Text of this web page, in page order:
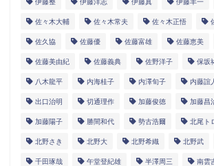
佐々木大輔 佐々木常夫 佐々木正悟
佐久協 佐藤優 佐藤富雄 佐藤恵美
佐藤美由紀 佐藤義典 佐野洋子 保坂
八木龍平 内海桂子 内澤旬子 内藤誼
出口治明 切通理作 加藤俊徳 加藤昌
加藤陽子 勝間和代 勢古浩爾 北尾ト
北野さき 北野大 北野希織 北野武
千田琢哉 午堂登紀雄 半澤周三 南雲